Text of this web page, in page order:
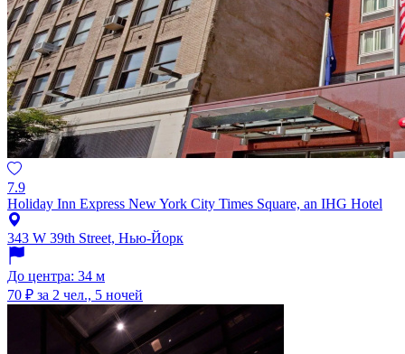
7.9
Holiday Inn Express New York City Times Square, an IHG Hotel
343 W 39th Street, Нью-Йорк
До центра: 34 м
70 ₽ за 2 чел., 5 ночей